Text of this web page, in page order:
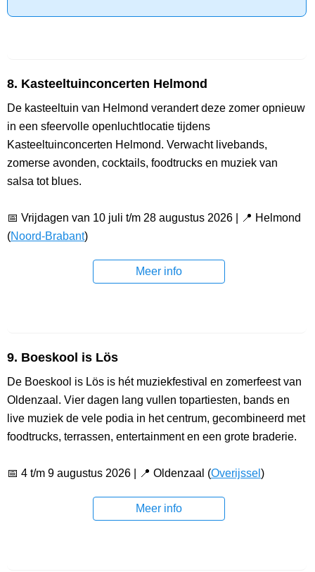
8. Kasteeltuinconcerten Helmond
De kasteeltuin van Helmond verandert deze zomer opnieuw
in een sfeervolle openluchtlocatie tijdens
Kasteeltuinconcerten Helmond. Verwacht livebands,
zomerse avonden, cocktails, foodtrucks en muziek van
salsa tot blues.
📅 Vrijdagen van 10 juli t/m 28 augustus 2026 | 📍 Helmond
(Noord-Brabant)
Meer info
9. Boeskool is Lös
De Boeskool is Lös is hét muziekfestival en zomerfeest van
Oldenzaal. Vier dagen lang vullen topartiesten, bands en
live muziek de vele podia in het centrum, gecombineerd met
foodtrucks, terrassen, entertainment en een grote braderie.
📅 4 t/m 9 augustus 2026 | 📍 Oldenzaal (Overijssel )
Meer info